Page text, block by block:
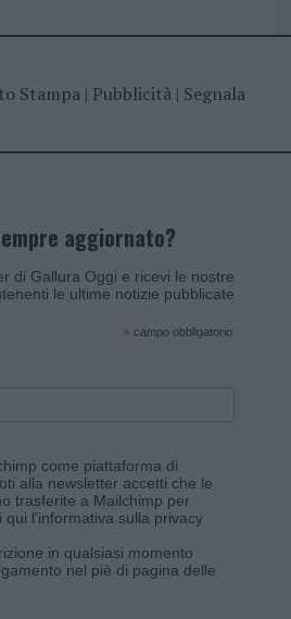
Stampa| Pubblicità| Segnala
aggiornato?
di Gallura Oggi e ricevi le nostre
le ultime notizie pubblicate
* campo obbligatorio
come piattaforma di
alla newsletter accetti che le
trasferite a Mailchimp per
qui l'informativa sulla privacy
in qualsiasi momento
nel piè di pagina delle